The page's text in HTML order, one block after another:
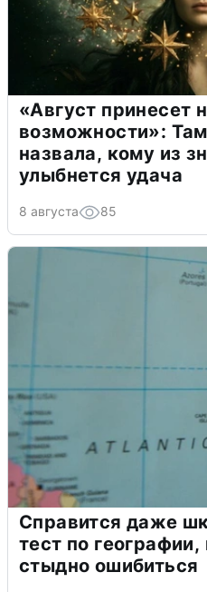
«Август принесет
возможности»:
назвала, кому из
улыбнется удача
8 августа 85
Справится даже
тест по
стыдно ошибиться